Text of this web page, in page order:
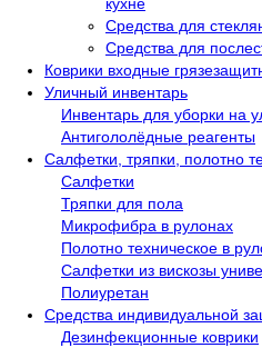
Средства для
Средства для
Коврики входные
Уличный инвентарь
Инвентарь для уборки на
Антигололёдные реагенты
Салфетки, тряпки, полотно
Салфетки
Тряпки для пола
Микрофибра в рулонах
Полотно техническое в
Салфетки из вискозы
Полиуретан
Средства индивидуальной
Дезинфекционные коврики